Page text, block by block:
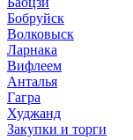
Бобруйск
Волковыск
Ларнака
Вифлеем
Анталья
Гагра
Худжанд
Закупки и торги